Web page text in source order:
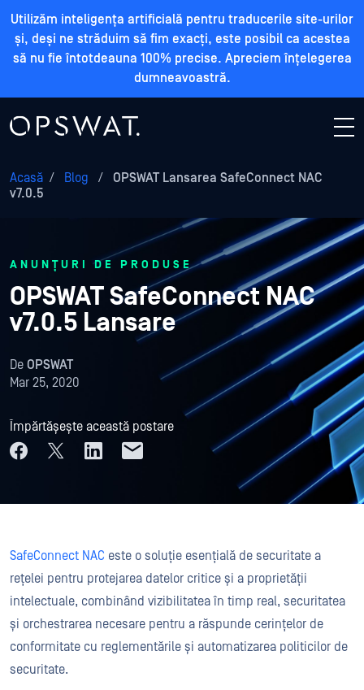
Utilizăm inteligența artificială pentru traducerile site-urilor
și, deși ne străduim să fim exacți, este posibil ca acestea
să nu fie întotdeauna 100% precise. Apreciem înțelegerea
dumneavoastră.
Acasă / Blog /
OPSWAT Lansarea SafeConnect NAC
v7.0.5
ANUNȚURI DE PRODUSE
OPSWAT SafeConnect NAC
v7.0.5 Lansare
De OPSWAT
Mar 25, 2020
Împărtășește această postare
SafeConnect NAC este o soluție esențială de securitate a
rețelei pentru protejarea datelor critice și a proprietății
intelectuale, combinând vizibilitatea în timp real, securitatea
și orchestrarea necesare pentru a răspunde cerințelor de
conformitate cu reglementările și automatizarea politicilor de
securitate.